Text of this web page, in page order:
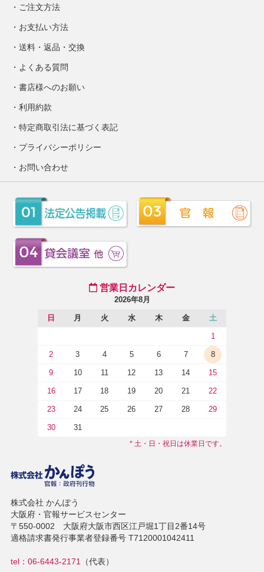
ご注文方法
お支払い方法
送料・返品・交換
よくある質問
書店様へのお願い
利用約款
特定商取引法に基づく表記
プライバシーポリシー
お問い合わせ
営業日カレンダー
2026年8月
日 月 火 水 木 金 土
1
2 3 4 5 6 7 8
9 10 11 12 13 14 15
16 17 18 19 20 21 22
23 24 25 26 27 28 29
30 31
* 土・日・祝日は休業日です。
株式会社 かんぽう
大阪府・官報サービスセンター
〒550-0002 大阪府大阪市西区江戸堀1丁目2番14号
適格請求書発行事業者登録番号 T7120001042411
tel：06-6443-2171（代表）